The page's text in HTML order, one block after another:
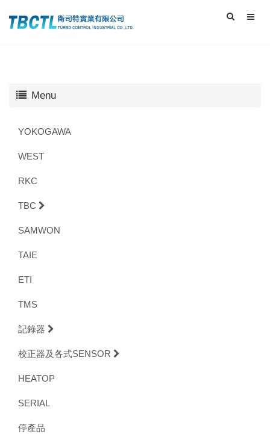
Menu
YOKOGAWA
WEST
RKC
TBC
SAMWON
TAIE
ETI
TMS
記錄器
校正器及各式SENSOR
HEATOP
SERIAL
停產品